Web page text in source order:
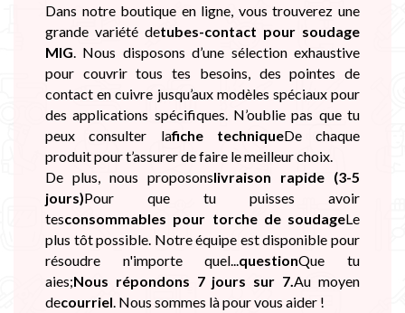
Dans notre boutique en ligne, vous trouverez une
grande variété detubes-contact pour soudage
MIG. Nous disposons d’une sélection exhaustive
pour couvrir tous tes besoins, des pointes de
contact en cuivre jusqu’aux modèles spéciaux pour
des applications spécifiques. N’oublie pas que tu
peux consulter lafiche techniqueDe chaque
produit pour t’assurer de faire le meilleur choix.
De plus, nous proposonslivraison rapide (3-5
jours)Pour que tu puisses avoir
tesconsommables pour torche de soudageLe
plus tôt possible. Notre équipe est disponible pour
résoudre n'importe quel...questionQue tu
aies;Nous répondons 7 jours sur 7.Au moyen
decourriel. Nous sommes là pour vous aider !